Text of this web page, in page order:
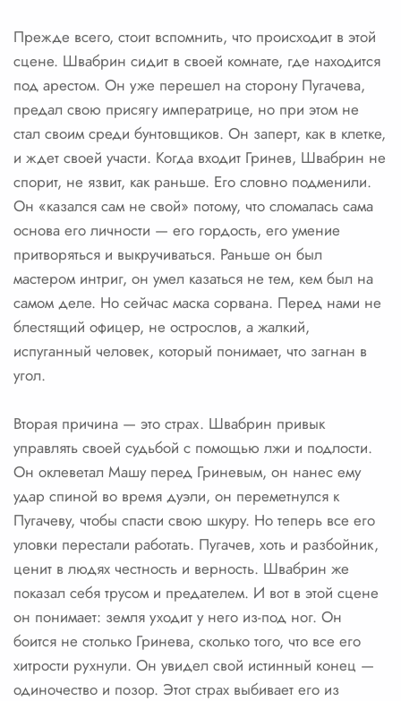
Прежде всего, стоит вспомнить, что происходит в этой
сцене. Швабрин сидит в своей комнате, где находится
под арестом. Он уже перешел на сторону Пугачева,
предал свою присягу императрице, но при этом не
стал своим среди бунтовщиков. Он заперт, как в клетке,
и ждет своей участи. Когда входит Гринев, Швабрин не
спорит, не язвит, как раньше. Его словно подменили.
Он «казался сам не свой» потому, что сломалась сама
основа его личности — его гордость, его умение
притворяться и выкручиваться. Раньше он был
мастером интриг, он умел казаться не тем, кем был на
самом деле. Но сейчас маска сорвана. Перед нами не
блестящий офицер, не острослов, а жалкий,
испуганный человек, который понимает, что загнан в
угол.
Вторая причина — это страх. Швабрин привык
управлять своей судьбой с помощью лжи и подлости.
Он оклеветал Машу перед Гриневым, он нанес ему
удар спиной во время дуэли, он переметнулся к
Пугачеву, чтобы спасти свою шкуру. Но теперь все его
уловки перестали работать. Пугачев, хоть и разбойник,
ценит в людях честность и верность. Швабрин же
показал себя трусом и предателем. И вот в этой сцене
он понимает: земля уходит у него из-под ног. Он
боится не столько Гринева, сколько того, что все его
хитрости рухнули. Он увидел свой истинный конец —
одиночество и позор. Этот страх выбивает его из